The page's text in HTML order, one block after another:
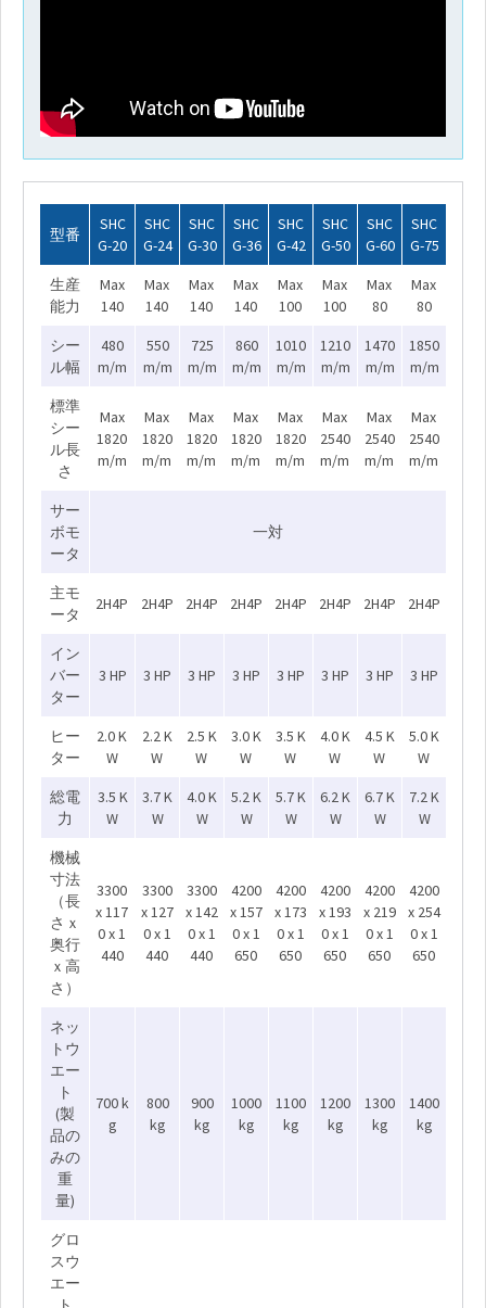
型番
SHC
G-20
SHC
G-24
SHC
G-30
SHC
G-36
SHC
G-42
SHC
G-50
SHC
G-60
SHC
G-75
生産
能力
Max
140
Max
140
Max
140
Max
140
Max
100
Max
100
Max
80
Max
80
シー
ル幅
480
m/m
550
m/m
725
m/m
860
m/m
1010
m/m
1210
m/m
1470
m/m
1850
m/m
標準
シー
ル長
さ
Max
1820
m/m
Max
1820
m/m
Max
1820
m/m
Max
1820
m/m
Max
1820
m/m
Max
2540
m/m
Max
2540
m/m
Max
2540
m/m
サー
ボモ
ータ
一対
主モ
ータ
2H4P 2H4P 2H4P 2H4P 2H4P 2H4P 2H4P 2H4P
イン
バー
ター
3 HP 3 HP 3 HP 3 HP 3 HP 3 HP 3 HP 3 HP
ヒー
ター
2.0 K
W
2.2 K
W
2.5 K
W
3.0 K
W
3.5 K
W
4.0 K
W
4.5 K
W
5.0 K
W
総電
力
3.5 K
W
3.7 K
W
4.0 K
W
5.2 K
W
5.7 K
W
6.2 K
W
6.7 K
W
7.2 K
W
機械
寸法
（長
さｘ
奥行
ｘ高
さ）
3300
x 117
0 x 1
440
3300
x 127
0 x 1
440
3300
x 142
0 x 1
440
4200
x 157
0 x 1
650
4200
x 173
0 x 1
650
4200
x 193
0 x 1
650
4200
x 219
0 x 1
650
4200
x 254
0 x 1
650
ネッ
トウ
エー
ト
(製
品の
みの
重
量)
700 k
g
800
kg
900
kg
1000
kg
1100
kg
1200
kg
1300
kg
1400
kg
グロ
スウ
エー